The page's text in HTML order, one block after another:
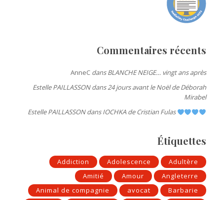
Commentaires récents
AnneC dansBLANCHE NEIGE… vingt ans après
Estelle PAILLASSONdans24 jours avant le Noël de Déborah
Mirabel
Estelle PAILLASSONdansIOCHKA de Cristian Fulas
Étiquettes
Addiction Adolescence
Adultère
Amitié
Amour
Angleterre
Animal de compagnie
avocat
Barbarie